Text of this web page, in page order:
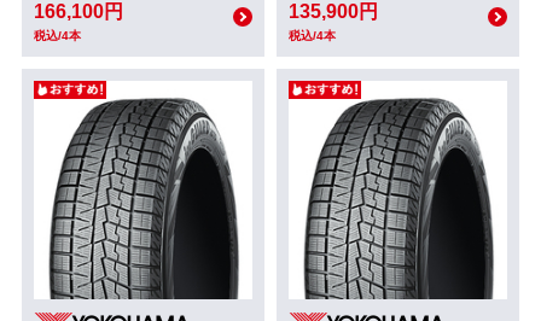
166,100円
税込/4本
135,900円
税込/4本